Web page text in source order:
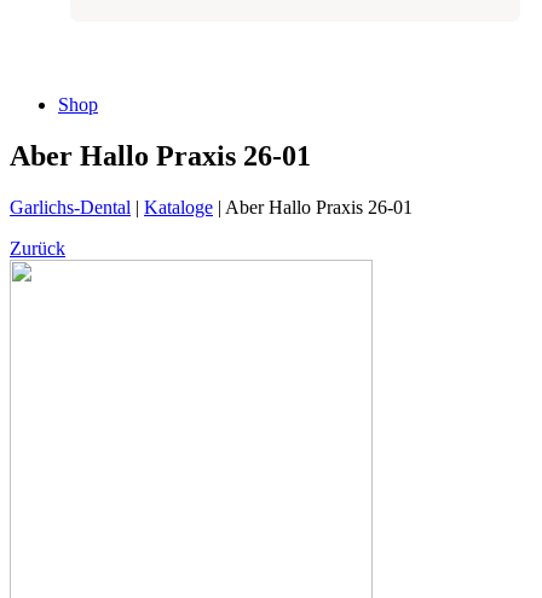
Shop
Aber Hallo Praxis 26-01
Garlichs-Dental | Kataloge | Aber Hallo Praxis 26-01
Zurück